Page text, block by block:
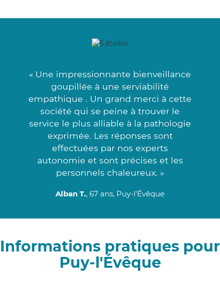
« Une impressionnante bienveillance
goupillée à une serviabilité
empathique . Un grand merci à cette
société qui se peine à trouver le
service le plus alliable à la pathologie
exprimée. Les réponses sont
effectuées par nos experts
autonomie et sont précises et les
personnels chaleureux. »
Alban T., 67 ans, Puy-l'Évêque
Informations pratiques pour
Puy-l'Évêque